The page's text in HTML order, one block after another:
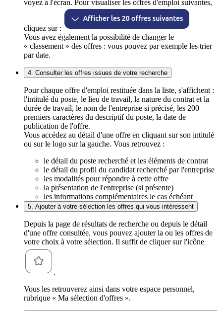
voyez à l'écran. Pour visualiser les offres d'emploi suivantes,
cliquez sur :
Vous avez également la possibilité de changer le
« classement » des offres : vous pouvez par exemple les trier
par date.
4. Consulter les offres issues de votre recherche
Pour chaque offre d'emploi restituée dans la liste, s'affichent :
l'intitulé du poste, le lieu de travail, la nature du contrat et la
durée de travail, le nom de l'entreprise si précisé, les 200
premiers caractères du descriptif du poste, la date de
publication de l'offre.
Vous accédez au détail d'une offre en cliquant sur son intitulé
ou sur le logo sur la gauche. Vous retrouvez :
le détail du poste recherché et les éléments de contrat
le détail du profil du candidat recherché par l'entreprise
les modalités pour répondre à cette offre
la présentation de l'entreprise (si présente)
les informations complémentaires le cas échéant
5. Ajouter à votre sélection les offres qui vous intéressent
Depuis la page de résultats de recherche ou depuis le détail
d'une offre consultée, vous pouvez ajouter la ou les offres de
votre choix à votre sélection. Il suffit de cliquer sur l'icône
.
Vous les retrouverez ainsi dans votre espace personnel,
rubrique « Ma sélection d'offres ».